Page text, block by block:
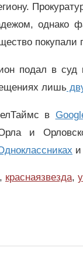
однако
покупали
подал в суд
лишь
в
и
и
, краснаязвезда,